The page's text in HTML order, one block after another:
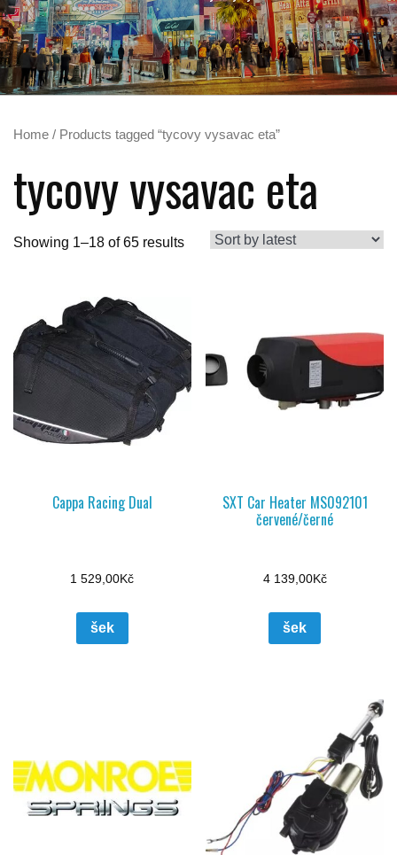
Home / Products tagged “tycovy vysavac eta”
tycovy vysavac eta
Showing 1–18 of 65 results
Cappa Racing Dual
1 529,00Kč
šek
SXT Car Heater MS092101
červené/černé
4 139,00Kč
šek